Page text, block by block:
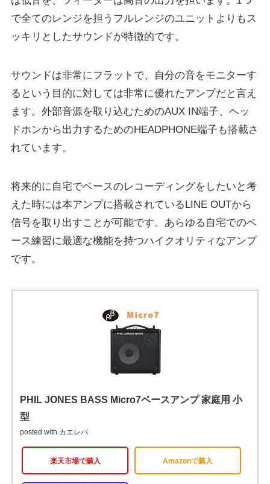
で全てのレンジを担うフルレンジのユニットよりもス
ッキリとしたサウンドが特徴的です。
サウンドは非常にフラットで、自分の音をモニターす
るという目的に対しては非常に優れたアンプだと言え
ます。外部音源を取り込むためのAUX IN端子、ヘッ
ドホンから出力するためのHEADPHONE端子も搭載さ
れています。
将来的に自宅でベースのレコーディングをしたいと考
えた時には本アンプに搭載されているLINE OUTから
信号を取り出すことが可能です。あらゆる自宅でのベ
ース練習に最適な機能を持つハイクオリティなアンプ
です。
PHIL JONES BASS Micro7ベースアンプ 家庭用 小
型
posted with カエレバ
楽天市場で購入 Amazonで購入